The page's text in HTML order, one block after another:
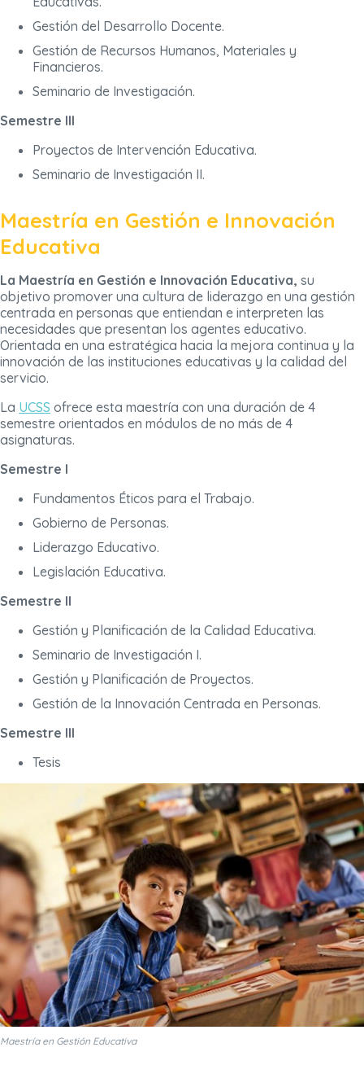
Gestión del Desarrollo Docente.
Gestión de Recursos Humanos, Materiales y
Financieros.
Seminario de Investigación.
Semestre III
Proyectos de Intervención Educativa.
Seminario de Investigación II.
Maestría en Gestión e Innovación
Educativa
La Maestría en Gestión e Innovación Educativa, su
objetivo promover una cultura de liderazgo en una gestión
centrada en personas que entiendan e interpreten las
necesidades que presentan los agentes educativo.
Orientada en una estratégica hacia la mejora continua y la
innovación de las instituciones educativas y la calidad del
servicio.
La UCSS ofrece esta maestría con una duración de 4
semestre orientados en módulos de no más de 4
asignaturas.
Semestre I
Fundamentos Éticos para el Trabajo.
Gobierno de Personas.
Liderazgo Educativo.
Legislación Educativa.
Semestre II
Gestión y Planificación de la Calidad Educativa.
Seminario de Investigación I.
Gestión y Planificación de Proyectos.
Gestión de la Innovación Centrada en Personas.
Semestre III
Tesis
Maestría en Gestión Educativa